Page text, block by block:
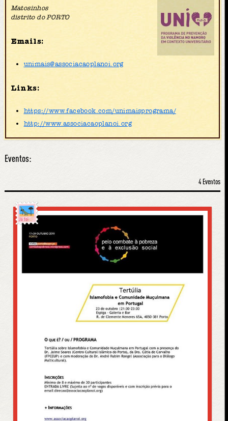
Matosinhos
distrito do PORTO
Emails:
unimais@associacaoplanoi.org
Links:
https://www.facebook.com/unimaisprograma/
http://www.associacaoplanoi.org
Eventos:
4 Eventos
Já foi